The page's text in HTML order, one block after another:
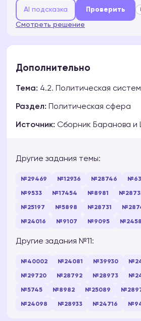
AI подсказка Проверить i
Смотреть решение
Дополнительно
Тема: 4.2. Политическая
Раздел: Политическая сфера
Источник: Сборник Баранова и
Другие задания темы:
№29469 №12936 №28746
№9533 №17454 №8981
№25197 №5898 №28731
№24016 №9107 №9095
Другие задания №11:
№40002 №24081 №39930
№29720 №28792 №28973
№5745 №8982 №25089
№24098 №28933 №24716